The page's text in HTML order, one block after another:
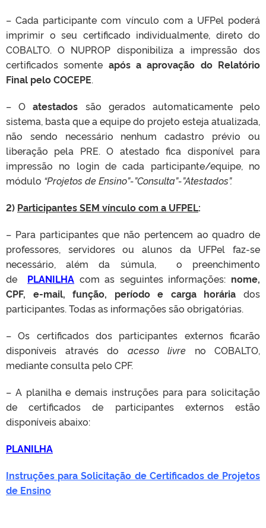
– Cada participante com vínculo com a UFPel poderá
imprimir o seu certificado individualmente, direto do
COBALTO. O NUPROP disponibiliza a impressão dos
certificados somente após a aprovação do Relatório
Final pelo COCEPE.
– Oatestados são gerados automaticamente pelo
sistema, basta que a equipe do projeto esteja atualizada,
não sendo necessário nenhum cadastro prévio ou
liberação pela PRE. O atestado fica disponível para
impressão no login de cada participante/equipe, no
módulo “Projetos de Ensino”-”Consulta”-”Atestados”.
2) Participantes SEM vínculo com a UFPEL:
– Para participantes que não pertencem ao quadro de
professores, servidores ou alunos da UFPel faz-se
necessário, além da súmula, o preenchimento
de PLANILHA com as seguintes informações: nome,
CPF, e-mail, função, período e carga horária dos
participantes. Todas as informações são obrigatórias.
– Os certificados dos participantes externos ficarão
disponíveis através do acesso livre no COBALTO,
mediante consulta pelo CPF.
– A planilha e demais instruções para para solicitação
de certificados de participantes externos estão
disponíveis abaixo:
PLANILHA
Instruções para Solicitação de Certificados de Projetos
de Ensino